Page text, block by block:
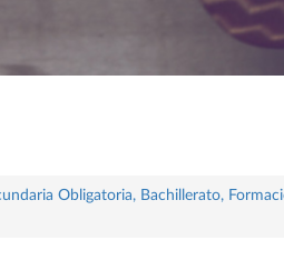
Obligatoria, Bachillerato,